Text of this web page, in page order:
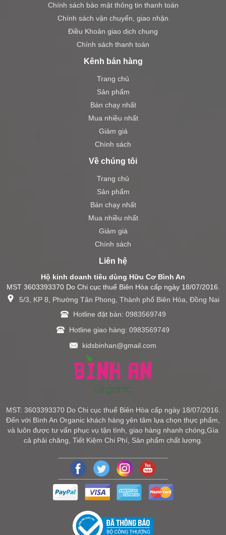
Chính sách bảo mật thông tin thanh toán
Chính sách vận chuyển, giao nhận
Điều Khoản giao dịch chung
Chính sách thanh toán
Kênh bán hàng
Trang chủ
Sản phẩm
Bán chạy nhất
Mua nhiều nhất
Giảm giá
Chính sách
Về chúng tôi
Trang chủ
Sản phẩm
Bán chạy nhất
Mua nhiều nhất
Giảm giá
Chính sách
Liên hệ
Hộ kinh doanh tiêu dùng Hữu Cơ Bình An
MST 3603393370 Do Chi cục thuế Biên Hòa cấp ngày 18/07/2016.
5/3, KP 8, Phường Tân Phong, Thành phố Biên Hòa, Đồng Nai
Hotline đặt bàn: 0983569749
Hotline giao hàng: 0983569749
kidsbinhan@gmail.com
MST: 3603393370 Do Chi cục thuế Biên Hòa cấp ngày 18/07/2016.
Đến với Bình An Organic khách hàng yên tâm lựa chọn thực phẩm,
và luôn được tư vấn phục vụ tận tình, giao hàng nhanh chóng,Gía
cả phải chăng, Tiết Kiệm Chi Phí, Sản phẩm chất lượng.